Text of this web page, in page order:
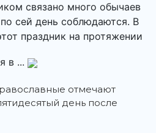
связано много обычаев
сей день соблюдаются. В
праздник на протяжении
в ...
отмечают
день после